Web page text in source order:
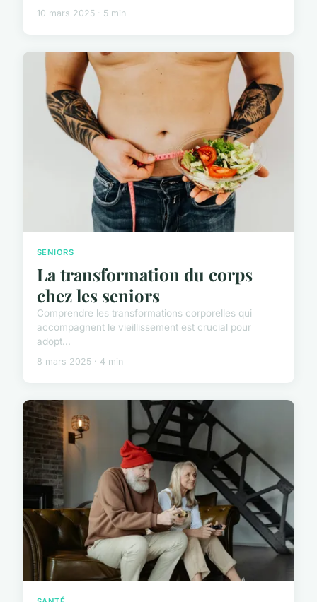
10 mars 2025 · 5 min
SENIORS
La transformation du corps
chez les seniors
Comprendre les transformations corporelles qui
accompagnent le vieillissement est crucial pour
adopt...
8 mars 2025 · 4 min